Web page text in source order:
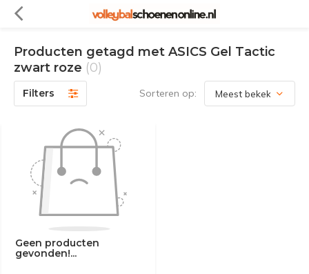
Producten getagd met ASICS Gel Tactic
zwart roze (0)
Filters Sorteren op:
Geen producten
gevonden!...